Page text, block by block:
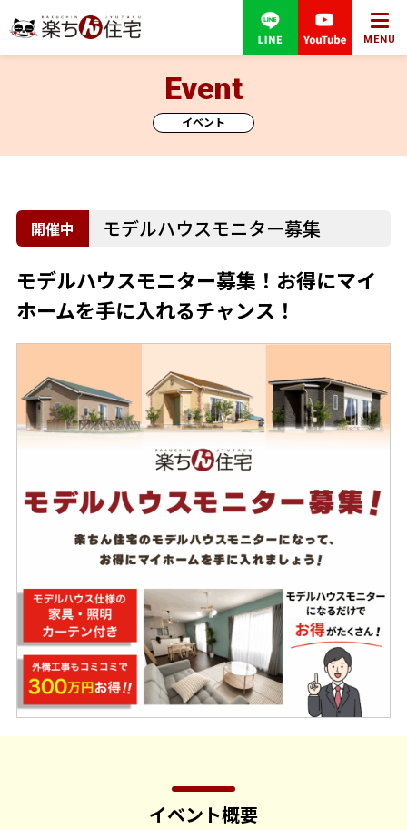
MENU
イベント
Event
モデルハウスモニター募集
モデルハウスモニター募集！お得にマイ
ホームを手に入れるチャンス！
イベント概要